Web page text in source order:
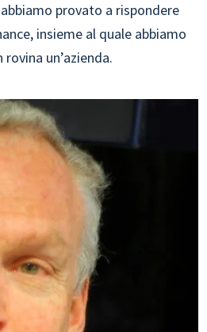
provato a rispondere
insieme al quale abbiamo
un’azienda.